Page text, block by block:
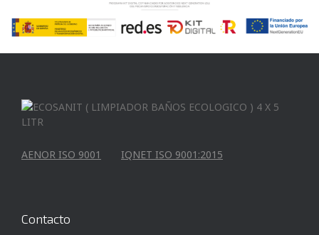
AENOR ISO 9001 IQNET ISO 9001:2015
Contacto